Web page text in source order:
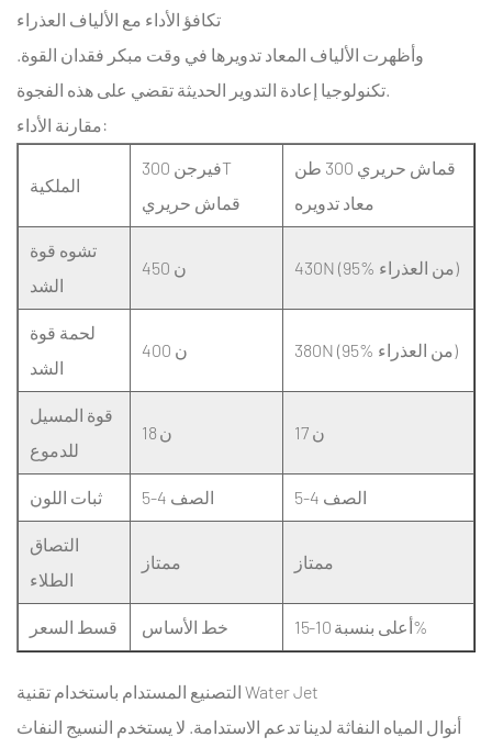
قماش
حريري
300T
مقاومة
8.4
ما
هي
المهلة
الألوان
المخصصة؟
8.5
هل
تقدمون
تقارير
الاختبار
مع
الشحنات؟
9
10
المراجع
تكافؤ الأداء مع الألياف العذراء
وأظهرت الألياف المعاد تدويرها في وقت مبكر فقدان القوة.
تكنولوجيا إعادة التدوير الحديثة تقضي على هذه الفجوة.
مقارنة الأداء:
الملكية
فيرجن 300T
قماش حريري
قماش حريري 300 طن
معاد تدويره
تشوه قوة
الشد
450 ن 430N (95% من العذراء)
لحمة قوة
الشد
400 ن 380N (95% من العذراء)
قوة المسيل
للدموع
18 ن 17 ن
ثبات اللون الصف 4-5 الصف 4-5
التصاق
الطلاء
ممتاز ممتاز
قسط السعر خط الأساس أعلى بنسبة 10-15%
التصنيع المستدام باستخدام تقنية Water Jet
أنوال المياه النفاثة لدينا تدعم الاستدامة. لا يستخدم النسيج النفاث